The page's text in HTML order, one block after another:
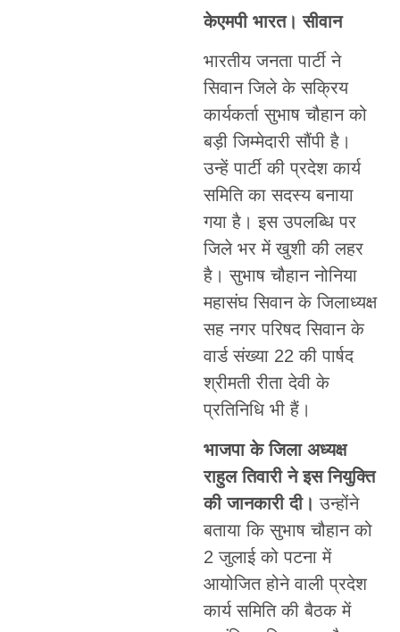
केएमपी भारत। सीवान
भारतीय जनता पार्टी ने
सिवान जिले के सक्रिय
कार्यकर्ता सुभाष चौहान को
बड़ी जिम्मेदारी सौंपी है।
उन्हें पार्टी की प्रदेश कार्य
समिति का सदस्य बनाया
गया है। इस उपलब्धि पर
जिले भर में खुशी की लहर
है। सुभाष चौहान नोनिया
महासंघ सिवान के जिलाध्यक्ष
सह नगर परिषद सिवान के
वार्ड संख्या 22 की पार्षद
श्रीमती रीता देवी के
प्रतिनिधि भी हैं।
भाजपा के जिला अध्यक्ष
राहुल तिवारी ने इस नियुक्ति
की जानकारी दी। उन्होंने
बताया कि सुभाष चौहान को
2 जुलाई को पटना में
आयोजित होने वाली प्रदेश
कार्य समिति की बैठक में